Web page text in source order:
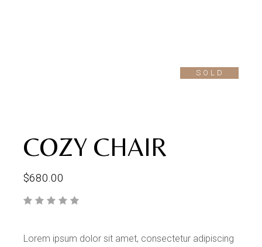
SOLD
COZY CHAIR
$680.00
Lorem ipsum dolor sit amet, consectetur adipiscing